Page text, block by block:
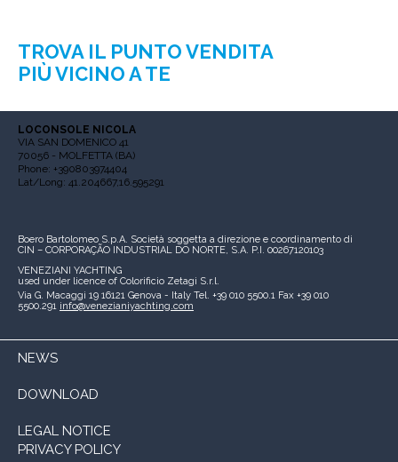
TROVA IL PUNTO VENDITA
PIÙ VICINO A TE
LOCONSOLE NICOLA
VIA SAN DOMENICO 41
70056 - MOLFETTA (BA)
Phone: +390803974404
Lat/Long: 41.204667,16.595291
Boero Bartolomeo S.p.A. Società soggetta a direzione e coordinamento di
CIN – CORPORAÇÃO INDUSTRIAL DO NORTE, S.A. P.I. 00267120103
VENEZIANI YACHTING
used under licence of Colorificio Zetagi S.r.l.
Via G. Macaggi 19 16121 Genova - Italy Tel. +39 010 5500.1 Fax +39 010
5500.291 info@venezianiyachting.com
NEWS
DOWNLOAD
LEGAL NOTICE
PRIVACY POLICY